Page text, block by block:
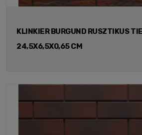
KLINKIER BURGUND RUSZTIKUS
24,5X6,5X0,65 CM